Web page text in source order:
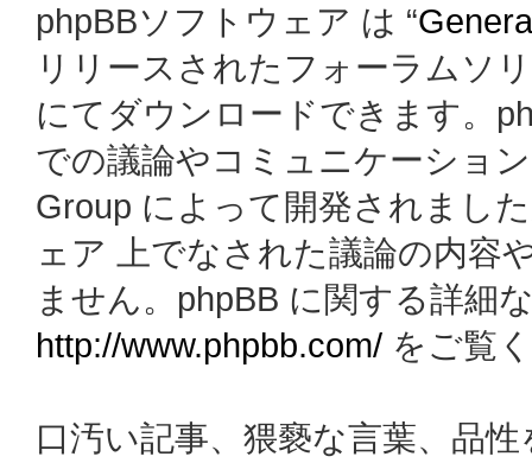
phpBBソフトウェア は “
リリースされたフォーラムソ
にてダウンロードできます。
での議論やコミュニケーショ
Group によって開発されまし
ェア 上でなされた議論の内容
ません。phpBB に関する詳細
http://www.phpbb.com/ をご覧
口汚い記事、猥褻な言葉、品